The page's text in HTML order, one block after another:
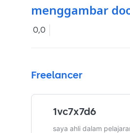
menggambar
0,0
Freelancer
1vc7x7d6
saya ahli dalam